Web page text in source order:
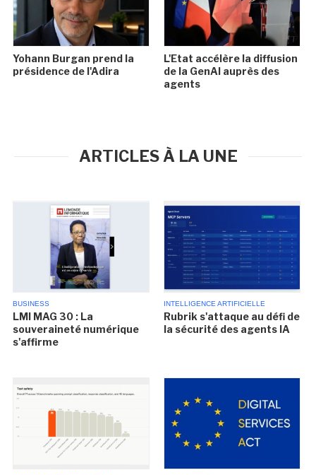
Yohann Burgan prend la
présidence de l'Adira
L'Etat accélère la diffusion
de la GenAI auprès des
agents
ARTICLES À LA UNE
BUSINESS
LMI MAG 30 : La
souveraineté numérique
s'affirme
INTELLIGENCE ARTIFICIELLE
Rubrik s'attaque au défi de
la sécurité des agents IA